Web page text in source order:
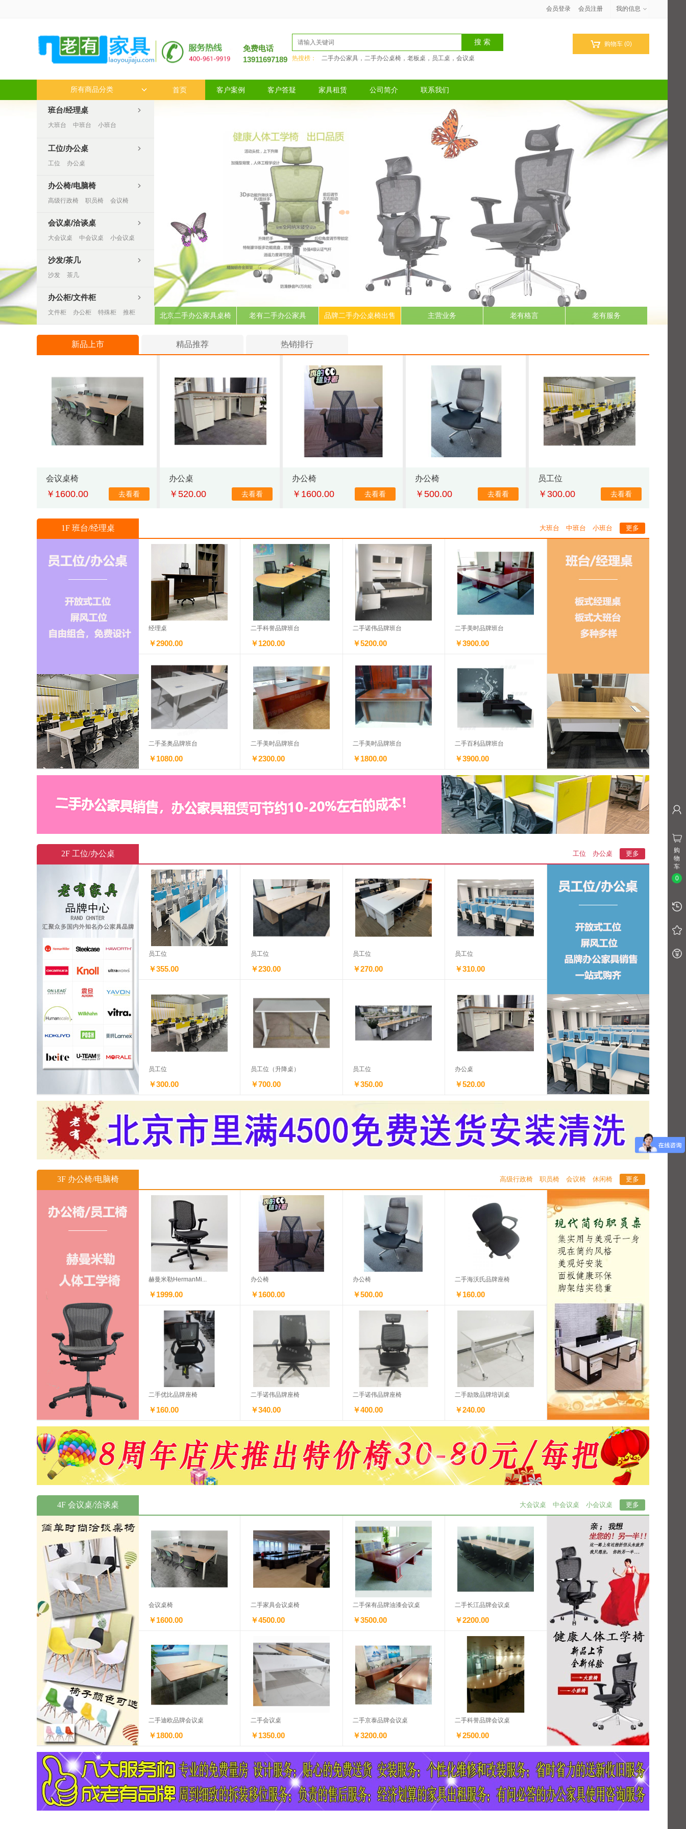
我的信息
会员登录 会员注册
免费电话
13911697189
热搜榜： 二手办公家具，二手办公桌椅，老板桌，员工桌，会议桌
 购物车 (0)
所有商品分类
班台/经理桌 
大班台 中班台 小班台
工位/办公桌 
工位 办公桌
办公椅/电脑椅 
高级行政椅 职员椅
会议椅
会议桌/洽谈桌 
大会议桌 中会议桌 小会议桌
沙发/茶几 
沙发 茶几
办公柜/文件柜 
文件柜 办公柜 特殊柜 推柜
首页 客户案例 客户答疑 家具租赁 公司简介 联系我们
北京二手办公家具桌椅 老有二手办公家具 品牌二手办公桌椅出售 主营业务 老有格言 老有服务
新品上市 精品推荐 热销排行
会议桌椅
￥1600.00 去看看
办公桌
￥520.00 去看看
办公椅
￥1600.00 去看看
办公椅
￥500.00 去看看
员工位
￥300.00 去看看
1F 班台/经理桌 更多
大班台 中班台 小班台
经理桌
￥2900.00
二手科誉品牌班台
￥1200.00
二手诺伟品牌班台
￥5200.00
二手美时品牌班台
￥3900.00
二手圣奥品牌班台
￥1080.00
二手美时品牌班台
￥2300.00
二手美时品牌班台
￥1800.00
二手百利品牌班台
￥3900.00
2F 工位/办公桌 更多
工位 办公桌
员工位
￥355.00
员工位
￥230.00
员工位
￥270.00
员工位
￥310.00
员工位
￥300.00
员工位（升降桌）
￥700.00
员工位
￥350.00
办公桌
￥520.00
3F 办公椅/电脑椅 更多
高级行政椅 职员椅 会议椅 休闲椅
赫曼米勒HermanMi...
￥1999.00
办公椅
￥1600.00
办公椅
￥500.00
二手海沃氏品牌座椅
￥160.00
二手优比品牌座椅
￥160.00
二手诺伟品牌座椅
￥340.00
二手诺伟品牌座椅
￥400.00
二手励致品牌培训桌
￥240.00
4F 会议桌/洽谈桌 更多
大会议桌 中会议桌 小会议桌
会议桌椅
￥1600.00
二手家具会议桌椅
￥4500.00
二手保有品牌油漆会议桌
￥3500.00
二手长江品牌会议桌
￥2200.00
二手迪欧品牌会议桌
￥1800.00
二手会议桌
￥1350.00
二手京泰品牌会议桌
￥3200.00
二手科誉品牌会议桌
￥2500.00
购
物
车
0